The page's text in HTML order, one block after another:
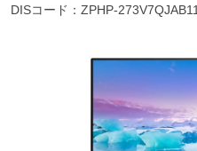
DISコード：ZPHP-273V7QJAB11